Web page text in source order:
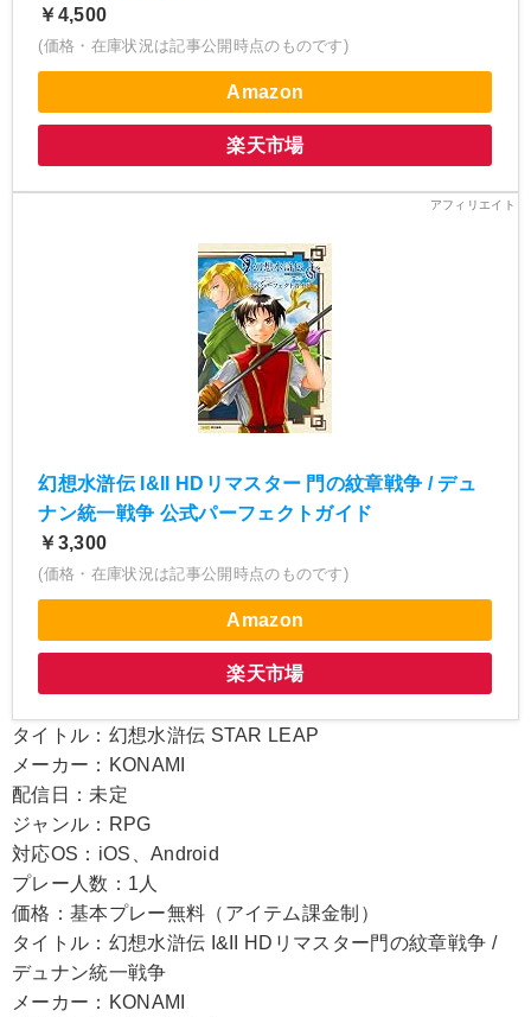
￥4,500
(価格・在庫状況は記事公開時点のものです)
Amazon
楽天市場
幻想水滸伝 I&II HDリマスター 門の紋章戦争 / デュ
ナン統一戦争 公式パーフェクトガイド
￥3,300
(価格・在庫状況は記事公開時点のものです)
Amazon
楽天市場
タイトル：幻想水滸伝 STAR LEAP
メーカー：KONAMI
配信日：未定
ジャンル：RPG
対応OS：iOS、Android
プレー人数：1人
価格：基本プレー無料（アイテム課金制）
タイトル：幻想水滸伝 I&II HDリマスター門の紋章戦争 /
デュナン統一戦争
メーカー：KONAMI